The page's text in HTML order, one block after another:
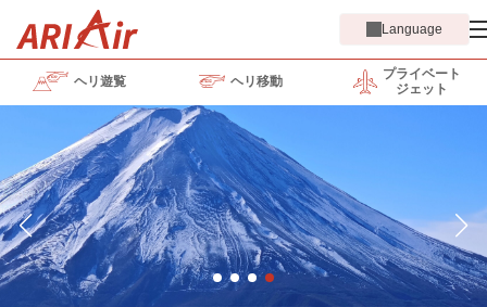
Language
ヘリ遊覧 ヘリ移動
プライベート
ジェット